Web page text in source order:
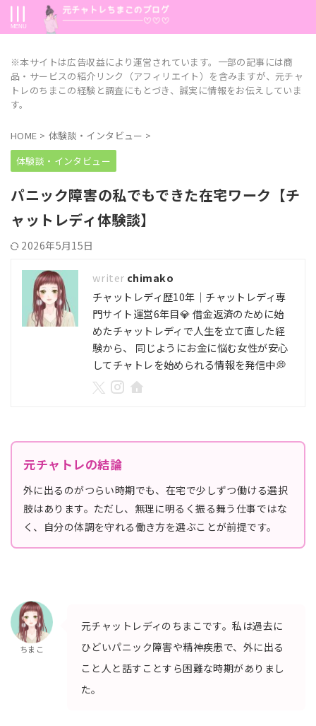
※本サイトは広告収益により運営されています。一部の記事には商
品・サービスの紹介リンク（アフィリエイト）を含みますが、元チャ
トレのちまこの経験と調査にもとづき、誠実に情報をお伝えしていま
す。
HOME > 体験談・インタビュー >
体験談・インタビュー
パニック障害の私でもできた在宅ワーク【チ
ャットレディ体験談】
2026年5月15日
chimako
チャットレディ歴10年｜チャットレディ専
門サイト運営6年目💎 借金返済のために始
めたチャットレディで人生を立て直した経
験から、 同じようにお金に悩む女性が安心
してチャトレを始められる情報を発信中💭
元チャトレの結論
外に出るのがつらい時期でも、在宅で少しずつ働ける選択
肢はあります。ただし、無理に明るく振る舞う仕事ではな
く、自分の体調を守れる働き方を選ぶことが前提です。
ちまこ
元チャットレディのちまこです。私は過去に
ひどいパニック障害や精神疾患で、外に出る
こと人と話すことすら困難な時期がありまし
た。